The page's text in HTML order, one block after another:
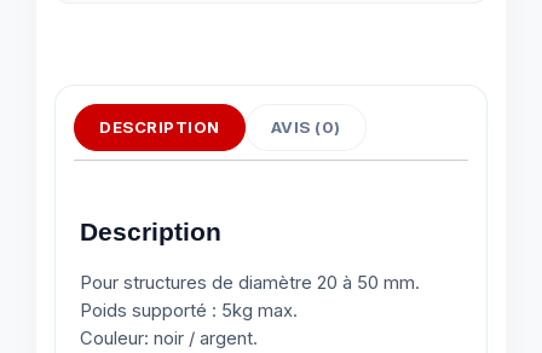
DESCRIPTION AVIS (0)
Description
Pour structures de diamètre 20 à 50 mm.
Poids supporté : 5kg max.
Couleur: noir / argent.